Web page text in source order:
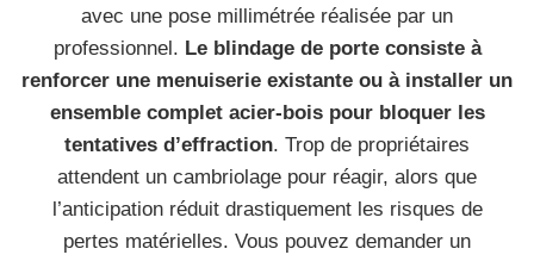
avec une pose millimétrée réalisée par un
professionnel. Le blindage de porte consiste à
renforcer une menuiserie existante ou à installer un
ensemble complet acier-bois pour bloquer les
tentatives d’effraction. Trop de propriétaires
attendent un cambriolage pour réagir, alors que
l’anticipation réduit drastiquement les risques de
pertes matérielles. Vous pouvez demander un